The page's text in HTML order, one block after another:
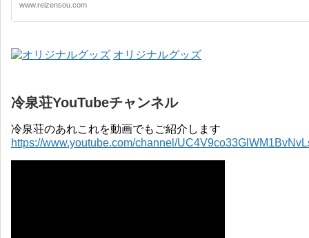
www.reizensou.com
オリジナルグッズ
冷泉荘YouTubeチャンネル
冷泉荘のあれこれを動画でもご紹介します
https://www.youtube.com/channel/